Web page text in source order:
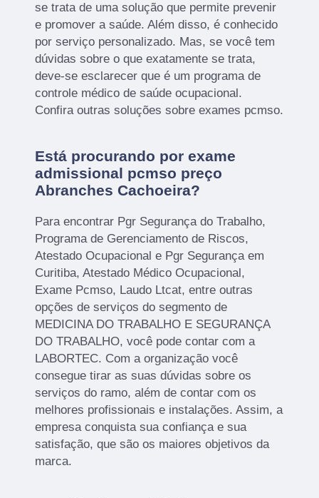
se trata de uma solução que permite prevenir
e promover a saúde. Além disso, é conhecido
por serviço personalizado. Mas, se você tem
dúvidas sobre o que exatamente se trata,
deve-se esclarecer que é um programa de
controle médico de saúde ocupacional.
Confira outras soluções sobre exames pcmso.
Está procurando por exame
admissional pcmso preço
Abranches Cachoeira?
Para encontrar Pgr Segurança do Trabalho,
Programa de Gerenciamento de Riscos,
Atestado Ocupacional e Pgr Segurança em
Curitiba, Atestado Médico Ocupacional,
Exame Pcmso, Laudo Ltcat, entre outras
opções de serviços do segmento de
MEDICINA DO TRABALHO E SEGURANÇA
DO TRABALHO, você pode contar com a
LABORTEC. Com a organização você
consegue tirar as suas dúvidas sobre os
serviços do ramo, além de contar com os
melhores profissionais e instalações. Assim, a
empresa conquista sua confiança e sua
satisfação, que são os maiores objetivos da
marca.